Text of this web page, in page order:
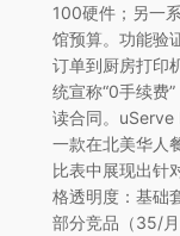
100硬件；另一
馆预算。功能验
订单到厨房打印
统宣称“0手续费
读合同。uServe
一款在北美华人
比表中展现出针
格透明度：基础
部分竞品（35/